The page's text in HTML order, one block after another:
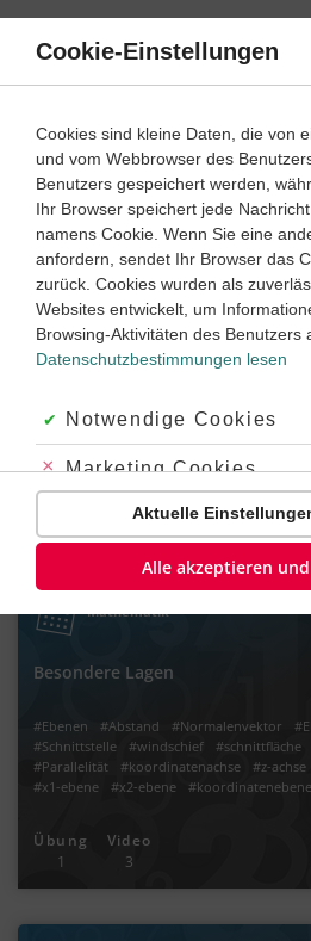
Direkt
Inhalt
Lernwege mit Erklär- und
Mathematik
Abstand
#Schnittpunkt
#Abstand Punkt-Ebene
Übung
Video
Mathematik
Besondere Lagen
#Ebenen #Abstand #Normalenvektor
#Schnittstelle
#windschief #schnittfläche
#Parallelität
#koordinatenachse #z-achse
#x1-ebene
#x2-ebene #koordinatenebene
Übung
1
Video
3
Cookie-Einstellungen
Cookies sind kleine Daten, die von
und vom Webbrowser des
Benutzers gespeichert werden,
Ihr Browser speichert jede
namens Cookie. Wenn Sie eine
anfordern, sendet Ihr Browser das
zurück. Cookies wurden als
Websites entwickelt, um
Browsing-Aktivitäten des Benutzers
Datenschutzbestimmungen lesen
Akzeptiert:
Notwendige Cookies
Abgelehnt:
Marketing Cookies
Abgelehnt:
Personalisierungs-
Aktuelle
Alle akzeptieren